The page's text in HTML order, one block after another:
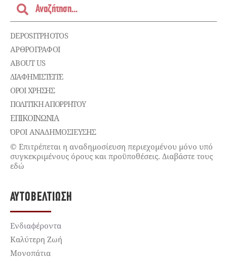
DEPOSITPHOTOS
ΑΡΘΡΟΓΡΑΦΟΙ
ABOUT US
ΔΙΑΦΗΜΙΣΤΕΊΤΕ
ΌΡΟΙ ΧΡΉΣΗΣ
ΠΟΛΙΤΙΚΉ ΑΠΟΡΡΉΤΟΥ
ΕΠΙΚΟΙΝΩΝΊΑ
ΌΡΟΙ ΑΝΑΔΗΜΟΣΙΕΥΣΗΣ
© Επιτρέπεται η αναδημοσίευση περιεχομένου μόνο υπό
συγκεκριμένους όρους και προϋποθέσεις. Διαβάστε τους
εδώ
ΑΥΤΟΒΕΛΤΊΩΣΗ
Ενδιαφέροντα
Καλύτερη Ζωή
Μονοπάτια